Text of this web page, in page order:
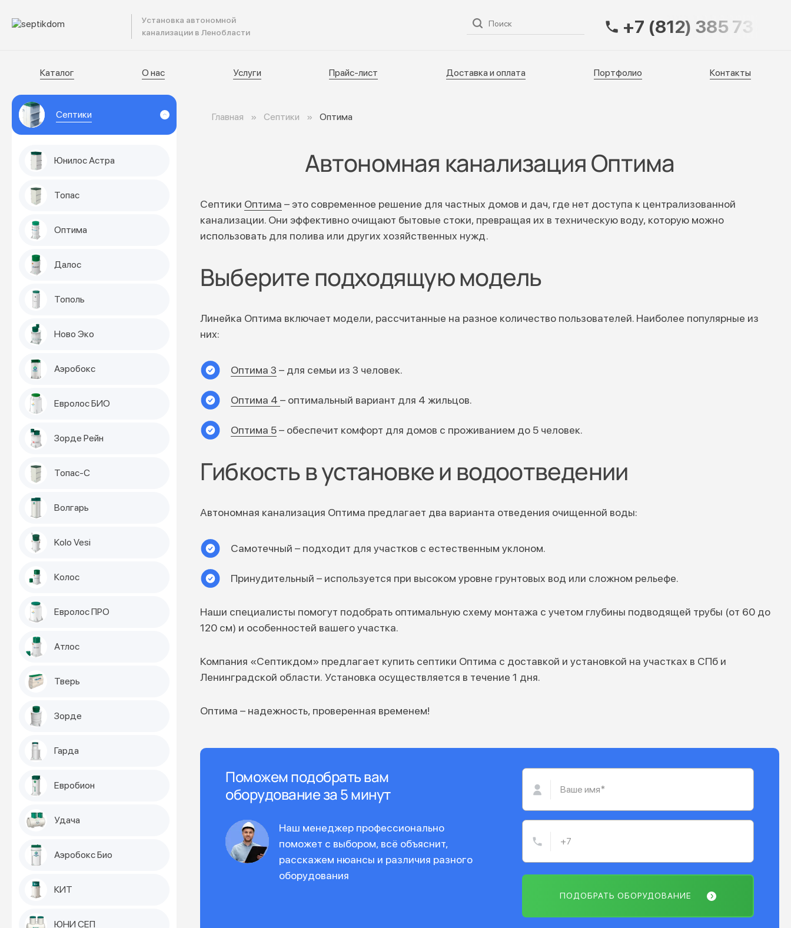
Установка автономной
канализации в Ленобласти
Каталог Доставка и оплата Контакты+7 (812) 385 73 83
Каталог О нас Услуги Прайс-лист Доставка и оплата Портфолио Контакты
Септики
Юнилос Астра
Топас
Оптима
Далос
Тополь
Ново Эко
Аэробокс
Евролос БИО
Зорде Рейн
Топас-С
Волгарь
Kolo Vesi
Колос
Евролос ПРО
Атлос
Тверь
Зорде
Гарда
Евробион
Удача
Аэробокс Био
КИТ
ЮНИ СЕП
Главная Септики Оптима
Автономная канализация Оптима
Септики Оптима – это современное решение для частных домов и дач, где нет доступа к централизованной
канализации. Они эффективно очищают бытовые стоки, превращая их в техническую воду, которую можно
использовать для полива или других хозяйственных нужд.
Выберите подходящую модель
Линейка Оптима включает модели, рассчитанные на разное количество пользователей. Наиболее популярные из
них:
Оптима 3 – для семьи из 3 человек.
Оптима 4 – оптимальный вариант для 4 жильцов.
Оптима 5– обеспечит комфорт для домов с проживанием до 5 человек.
Гибкость в установке и водоотведении
Автономная канализация Оптима предлагает два варианта отведения очищенной воды:
Самотечный – подходит для участков с естественным уклоном.
Принудительный – используется при высоком уровне грунтовых вод или сложном рельефе.
Наши специалисты помогут подобрать оптимальную схему монтажа с учетом глубины подводящей трубы (от 60 до
120 см) и особенностей вашего участка.
Компания «Септикдом» предлагает купить септики Оптима с доставкой и установкой на участках в СПб и
Ленинградской области. Установка осуществляется в течение 1 дня.
Оптима – надежность, проверенная временем!
Поможем подобрать вам
оборудование за 5 минут
Наш менеджер профессионально
поможет с выбором, всё объяснит,
расскажем нюансы и различия разного
оборудования
ПОДОБРАТЬ ОБОРУДОВАНИЕ